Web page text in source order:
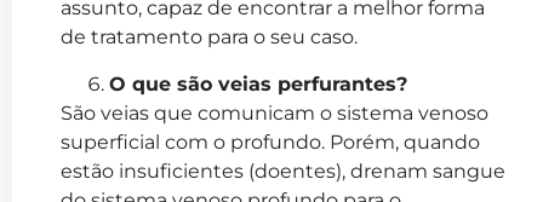
assunto, capaz de encontrar a melhor forma
de tratamento para o seu caso.
O que são veias perfurantes?
São veias que comunicam o sistema venoso
superficial com o profundo. Porém, quando
estão insuficientes (doentes), drenam sangue